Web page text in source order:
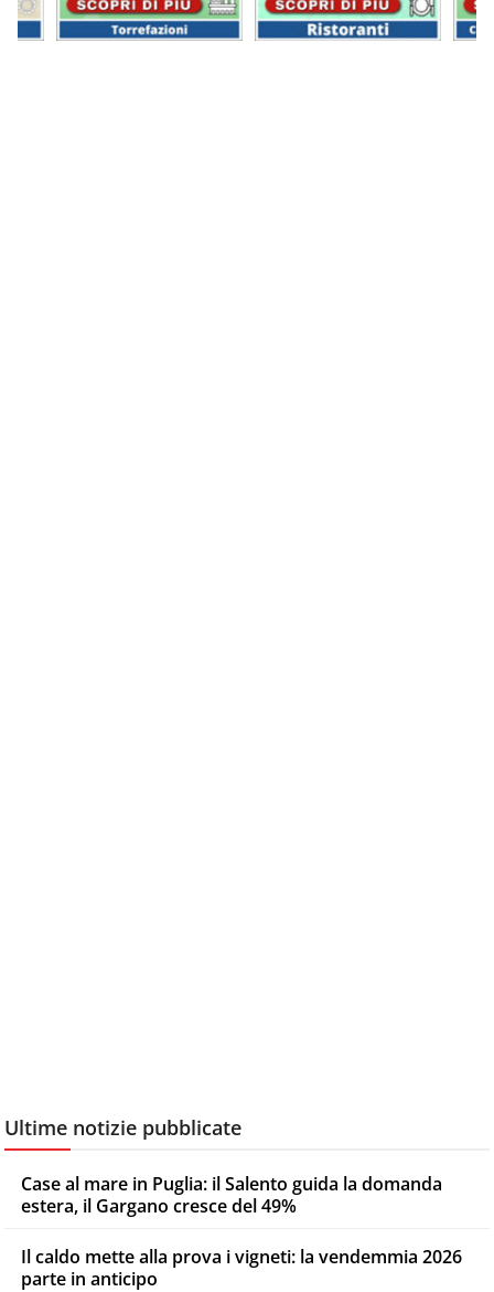
Ultime notizie pubblicate
Case al mare in Puglia: il Salento guida la domanda
estera, il Gargano cresce del 49%
Il caldo mette alla prova i vigneti: la vendemmia 2026
parte in anticipo